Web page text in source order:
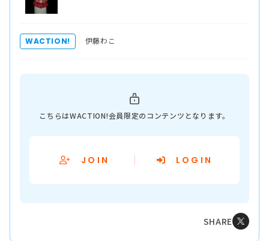
WACTION! 伊藤わこ
こちらはWACTION!会員限定のコンテンツとなります。
JOIN LOGIN
SHARE